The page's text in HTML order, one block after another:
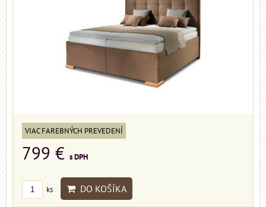
VIAC FAREBNÝCH PREVEDENÍ
799 € s DPH
ks DO KOŠÍKA